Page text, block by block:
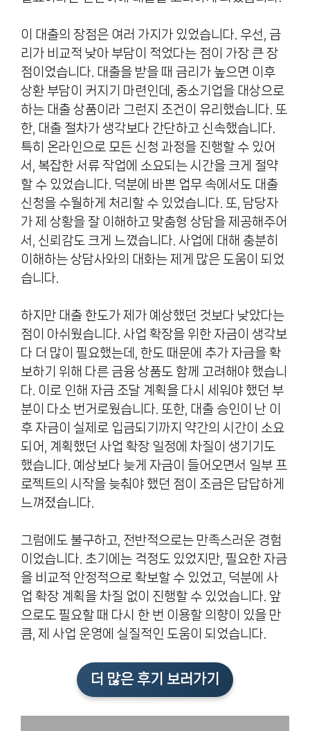
이 대출의 장점은 여러 가지가 있었습니다. 우선, 금
리가 비교적 낮아 부담이 적었다는 점이 가장 큰 장
점이었습니다. 대출을 받을 때 금리가 높으면 이후
상환 부담이 커지기 마련인데, 중소기업을 대상으로
하는 대출 상품이라 그런지 조건이 유리했습니다. 또
한, 대출 절차가 생각보다 간단하고 신속했습니다.
특히 온라인으로 모든 신청 과정을 진행할 수 있어
서, 복잡한 서류 작업에 소요되는 시간을 크게 절약
할 수 있었습니다. 덕분에 바쁜 업무 속에서도 대출
신청을 수월하게 처리할 수 있었습니다. 또, 담당자
가 제 상황을 잘 이해하고 맞춤형 상담을 제공해주어
서, 신뢰감도 크게 느꼈습니다. 사업에 대해 충분히
이해하는 상담사와의 대화는 제게 많은 도움이 되었
습니다.
하지만 대출 한도가 제가 예상했던 것보다 낮았다는
점이 아쉬웠습니다. 사업 확장을 위한 자금이 생각보
다 더 많이 필요했는데, 한도 때문에 추가 자금을 확
보하기 위해 다른 금융 상품도 함께 고려해야 했습니
다. 이로 인해 자금 조달 계획을 다시 세워야 했던 부
분이 다소 번거로웠습니다. 또한, 대출 승인이 난 이
후 자금이 실제로 입금되기까지 약간의 시간이 소요
되어, 계획했던 사업 확장 일정에 차질이 생기기도
했습니다. 예상보다 늦게 자금이 들어오면서 일부 프
로젝트의 시작을 늦춰야 했던 점이 조금은 답답하게
느껴졌습니다.
그럼에도 불구하고, 전반적으로는 만족스러운 경험
이었습니다. 초기에는 걱정도 있었지만, 필요한 자금
을 비교적 안정적으로 확보할 수 있었고, 덕분에 사
업 확장 계획을 차질 없이 진행할 수 있었습니다. 앞
으로도 필요할 때 다시 한 번 이용할 의향이 있을 만
큼, 제 사업 운영에 실질적인 도움이 되었습니다.
더 많은 후기 보러가기